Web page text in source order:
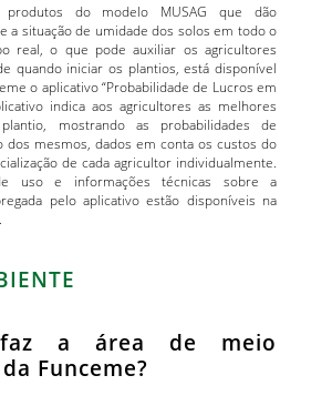
do modelo MUSAG que dão
a situação de umidade dos solos em todo o
real, o que pode auxiliar os agricultores
quando iniciar os plantios, está disponível
o aplicativo “Probabilidade de Lucros em
indica aos agricultores as melhores
mostrando as probabilidades de
dos mesmos, dados em conta os custos do
de cada agricultor individualmente.
uso e informações técnicas sobre a
pelo aplicativo estão disponíveis na
a área de meio
Funceme?